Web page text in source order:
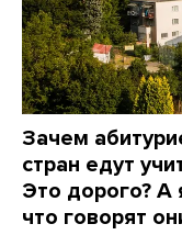
Зачем
стран едут
Это дорого? А
что говорят